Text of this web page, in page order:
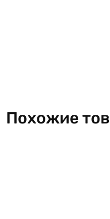
Похожие